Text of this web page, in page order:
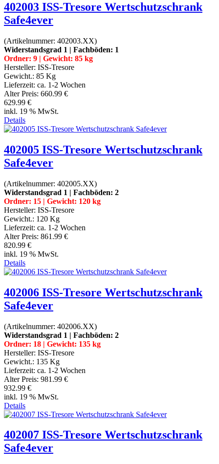
402003 ISS-Tresore Wertschutzschrank
Safe4ever
(Artikelnummer: 402003.XX)
Widerstandsgrad 1 | Fachböden: 1
Ordner: 9 | Gewicht: 85 kg
Hersteller: ISS-Tresore
Gewicht.: 85 Kg
Lieferzeit: ca. 1-2 Wochen
Alter Preis: 660.99 €
629.99 €
inkl. 19 % MwSt.
Details
402005 ISS-Tresore Wertschutzschrank
Safe4ever
(Artikelnummer: 402005.XX)
Widerstandsgrad 1 | Fachböden: 2
Ordner: 15 | Gewicht: 120 kg
Hersteller: ISS-Tresore
Gewicht.: 120 Kg
Lieferzeit: ca. 1-2 Wochen
Alter Preis: 861.99 €
820.99 €
inkl. 19 % MwSt.
Details
402006 ISS-Tresore Wertschutzschrank
Safe4ever
(Artikelnummer: 402006.XX)
Widerstandsgrad 1 | Fachböden: 2
Ordner: 18 | Gewicht: 135 kg
Hersteller: ISS-Tresore
Gewicht.: 135 Kg
Lieferzeit: ca. 1-2 Wochen
Alter Preis: 981.99 €
932.99 €
inkl. 19 % MwSt.
Details
402007 ISS-Tresore Wertschutzschrank
Safe4ever